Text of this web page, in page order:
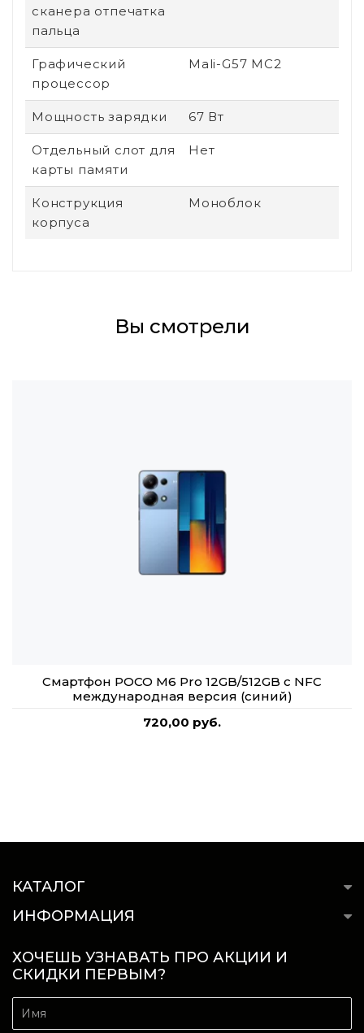
сканера отпечатка
пальца
Графический
процессор
Mali-G57 MC2
Мощность зарядки 67 Вт
Отдельный слот для
карты памяти
Нет
Конструкция
корпуса
Моноблок
Вы смотрели
Смартфон POCO M6 Pro 12GB/512GB с NFC
международная версия (синий)
720,00 руб.
КАТАЛОГ
ИНФОРМАЦИЯ
ХОЧЕШЬ УЗНАВАТЬ ПРО АКЦИИ И
СКИДКИ ПЕРВЫМ?